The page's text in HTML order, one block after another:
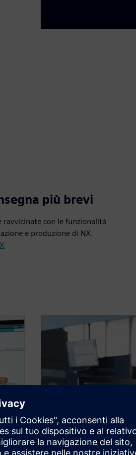
più brevi
ravvicinate con le funzionalità
e produzione di NX.